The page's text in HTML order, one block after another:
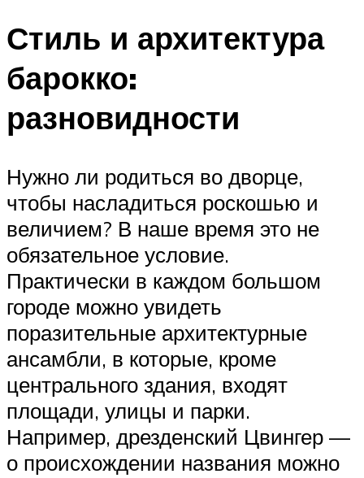
Стиль и архитектура
барокко:
разновидности
Нужно ли родиться во дворце,
чтобы насладиться роскошью и
величием? В наше время это не
обязательное условие.
Практически в каждом большом
городе можно увидеть
поразительные архитектурные
ансамбли, в которые, кроме
центрального здания, входят
площади, улицы и парки.
Например, дрезденский Цвингер —
о происхождении названия можно